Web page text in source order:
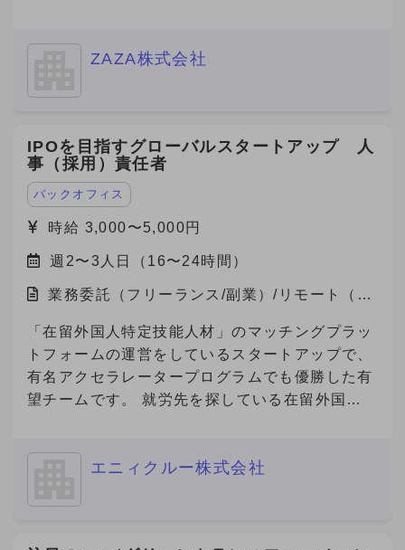
迎するフラットな文化があります！ ・成果が報
す！ 【自社の説明】 わたしたちZAZA株式会社
は、「未来を実装する。」をミッションに、 製
造業と旅行プラットフォームの領域で革新を起こ
すスタートアップ企業です。 主力事業である
「Metoree（メトリー）」は、産業用製品に特化
した比較・検索プラットフォームで、 製造業界
のエンジニアや研究者が、最適な製品を選び、効
率的に比較検討できる仕組みを提供しています。
★「産業用製品がすぐにみつかる」というキャッ
チフレーズとともに、製品選定に悩む方々に対し
て「まずはメトリーで検索する」という認知拡大
のためにCM放映中です。
『Metoree』 https://metoree.com/ ★導入事例は
集の背景】 製造業界でもデジタルシフトが加速
ZAZA株式会社
IPOを目指すグローバルスタートアップ 人
事（採用）責任者
バックオフィス
時給 3,000〜5,000円
週2〜3人日（16〜24時間）
業務委託（フリーランス/副業）/リモート（在
「在留外国人特定技能人材」のマッチングプラッ
トフォームの運営をしているスタートアップで、
有名アクセラレータープログラムでも優勝した有
望チームです。 就労先を探している在留外国人
り、現在数万人の外国人労働者が登録しており、
エニィクルー株式会社